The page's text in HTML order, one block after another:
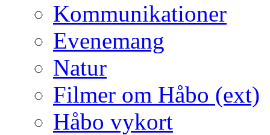
Kommunikationer
Evenemang
Natur
Filmer om Håbo (ext)
Håbo vykort